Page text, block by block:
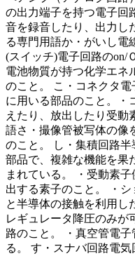
の出力端子を持つ電子回
音を録音したり、出力し
る専門用語か・がいし電
(スイッチ)電子回路のon/
電池物質が持つ化学エネ
のこと。 こ・コネクタ
に用いる部品のこと。・
えたり、放出したり受動
語さ・撮像管被写体の像
のこと。 し・集積回路
部品で、複雑な機能を果
まれている。 ・受動素
出する素子のこと。 ・
と半導体の接触を利用し
レギュレータ降圧のみが
路のこと。 ・真空管電
る。 す・スナバ回路電